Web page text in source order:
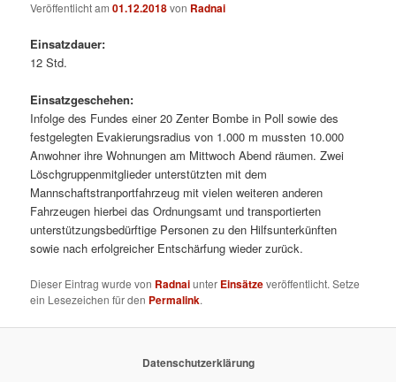
Veröffentlicht am01.12.2018von Radnai
Einsatzdauer:
12 Std.
Einsatzgeschehen:
Infolge des Fundes einer 20 Zenter Bombe in Poll sowie des
festgelegten Evakierungsradius von 1.000 m mussten 10.000
Anwohner ihre Wohnungen am Mittwoch Abend räumen. Zwei
Löschgruppenmitglieder unterstützten mit dem
Mannschaftstranportfahrzeug mit vielen weiteren anderen
Fahrzeugen hierbei das Ordnungsamt und transportierten
unterstützungsbedürftige Personen zu den Hilfsunterkünften
sowie nach erfolgreicher Entschärfung wieder zurück.
Dieser Eintrag wurde von Radnaiunter Einsätzeveröffentlicht. Setze
ein Lesezeichen für den Permalink.
Datenschutzerklärung